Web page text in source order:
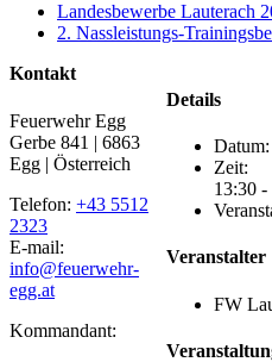
Landesbewerbe Lauterach
2. Nassleistungs-
Details
Datum:
Zeit:
13:30 -
Veranstalter
FW
Kontakt
Feuerwehr Egg
Gerbe 841 | 6863
Egg | Österreich
Telefon: +43 5512
2323
E-mail:
info@feuerwehr-
egg.at
Kommandant: